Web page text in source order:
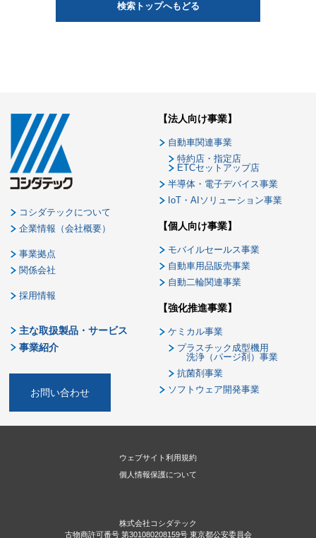
検索トップへもどる
コシダテックについて
企業情報（会社概要）
事業拠点
関係会社
採用情報
主な取扱製品・サービス
事業紹介
お問い合わせ
【法人向け事業】
自動車関連事業
特約店・指定店
ETCセットアップ店
半導体・電子デバイス事業
IoT・AIソリューション事業
【個人向け事業】
モバイルセールス事業
自動車用品販売事業
自動二輪関連事業
【強化推進事業】
ケミカル事業
プラスチック成型機用
洗浄（パージ剤）事業
抗菌剤事業
ソフトウェア開発事業
ウェブサイト利用規約
個人情報保護について
株式会社コシダテック
古物商許可番号 第301080208159号 東京都公安委員会